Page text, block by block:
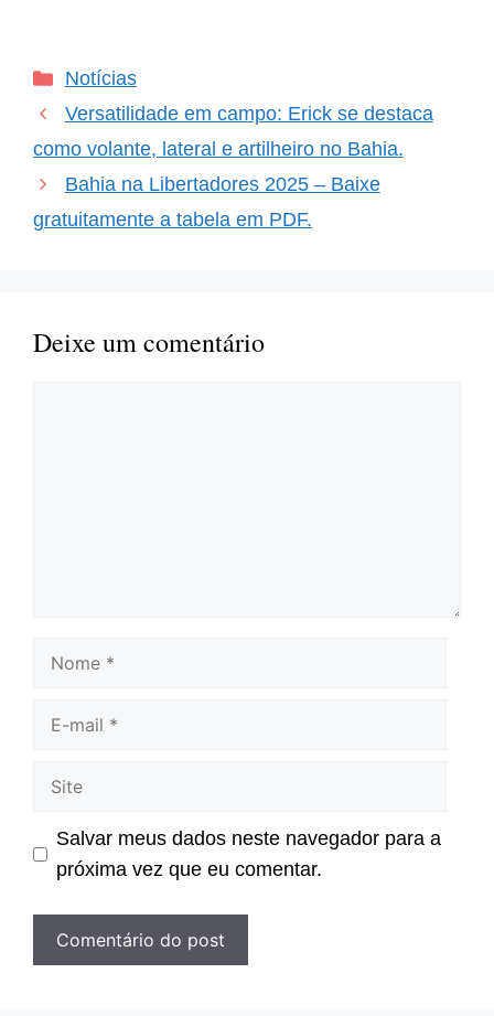
em competições
Libertadores. Para os
torcedores do Bahia, a
com…
Categorias
Notícias
Versatilidade em campo: Erick se destaca
como volante, lateral e artilheiro no Bahia.
Bahia na Libertadores 2025 – Baixe
gratuitamente a tabela em PDF.
Deixe um comentário
Nome
Site
Salvar meus dados neste navegador para a
próxima vez que eu comentar.